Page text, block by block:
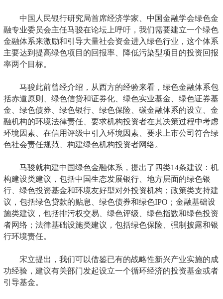
中国人民银行研究局首席经济学家、中国金融学会绿色金
融专业委员会主任马骏在论坛上呼吁，我们需要建立一个绿色
金融体系来激励和引导大量社会资金进入绿色行业，这个体系
主要达到提高绿色项目的回报率、降低污染型项目的投资回报
率两个目标。
马骏此前曾经介绍，从西方的经验来看，绿色金融体系包
括赤道原则、绿色信贷和证券化、绿色实业基金、绿色证券基
金、绿色债券、绿色银行、绿色保险、碳金融体系的设立、金
融机构的环境法律责任、要求机构投资者在其决策过程中考虑
环境因素、在信用评级中引入环境因素、要求上市公司符合绿
色社会责任规范、构建绿色机构投资者网络。
马骏就构建中国绿色金融体系，提出了四类14条建议：机
构建设类建议，包括中国生态发展银行、地方层面的绿色银
行、绿色投资基金和环境友好型对外投资机构；政策类支持建
议，包括绿色贷款的贴息、绿色债券和绿色IPO；金融基础设
施类建议，包括排污权交易、绿色评级、绿色指数和绿色投资
者网络；法律基础设施类建议，包括绿色保险、强制披露和银
行环境责任。
宋立提出，我们可以借鉴已有的战略性新兴产业实施的成
功经验，建议有关部门发起设立一个循环经济的投资基金或者
引导基金。